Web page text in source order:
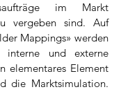
im Markt
vergeben sind. Auf
Mappings» werden
interne und externe
elementares Element
die Marktsimulation.